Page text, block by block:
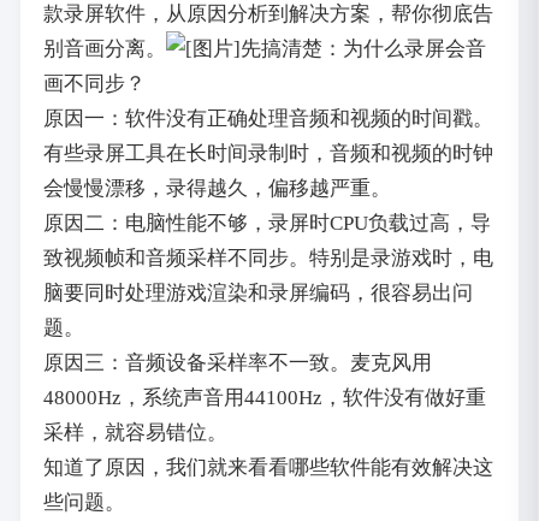
款录屏软件，从原因分析到解决方案，帮你彻底告
别音画分离。
先搞清楚：为什么录屏会音
画不同步？
原因一：软件没有正确处理音频和视频的时间戳。
有些录屏工具在长时间录制时，音频和视频的时钟
会慢慢漂移，录得越久，偏移越严重。
原因二：电脑性能不够，录屏时CPU负载过高，导
致视频帧和音频采样不同步。特别是录游戏时，电
脑要同时处理游戏渲染和录屏编码，很容易出问
题。
原因三：音频设备采样率不一致。麦克风用
48000Hz，系统声音用44100Hz，软件没有做好重
采样，就容易错位。
知道了原因，我们就来看看哪些软件能有效解决这
些问题。